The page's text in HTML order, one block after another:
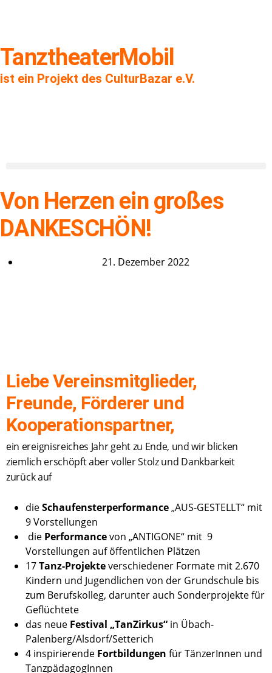
TanztheaterMobil
ist ein Projekt des CulturBazar e.V.
Von Herzen ein großes
DANKESCHÖN!
21. Dezember 2022
Liebe Vereinsmitglieder,
Freunde, Förderer und
Kooperationspartner,
ein ereignisreiches Jahr geht zu Ende, und wir blicken
ziemlich erschöpft aber voller Stolz und Dankbarkeit
zurück auf
dieSchaufensterperformance„AUS-GESTELLT“ mit
9 Vorstellungen
die Performancevon „ANTIGONE“ mit 9
Vorstellungen auf öffentlichen Plätzen
17Tanz-Projekteverschiedener Formate mit 2.670
Kindern und Jugendlichen von der Grundschule bis
zum Berufskolleg, darunter auch Sonderprojekte für
Geflüchtete
das neue Festival „TanZirkus“ in Übach-
Palenberg/Alsdorf/Setterich
4 inspirierende Fortbildungen für TänzerInnen und
TanzpädagogInnen